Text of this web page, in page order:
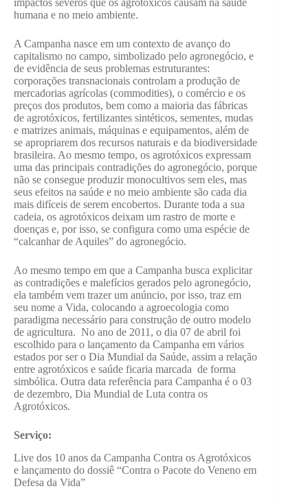
humana e no meio ambiente.
A Campanha nasce em um contexto de avanço do
capitalismo no campo, simbolizado pelo agronegócio, e
de evidência de seus problemas estruturantes:
corporações transnacionais controlam a produção de
mercadorias agrícolas (commodities), o comércio e os
preços dos produtos, bem como a maioria das fábricas
de agrotóxicos, fertilizantes sintéticos, sementes, mudas
e matrizes animais, máquinas e equipamentos, além de
se apropriarem dos recursos naturais e da biodiversidade
brasileira. Ao mesmo tempo, os agrotóxicos expressam
uma das principais contradições do agronegócio, porque
não se consegue produzir monocultivos sem eles, mas
seus efeitos na saúde e no meio ambiente são cada dia
mais difíceis de serem encobertos. Durante toda a sua
cadeia, os agrotóxicos deixam um rastro de morte e
doenças e, por isso, se configura como uma espécie de
“calcanhar de Aquiles” do agronegócio.
Ao mesmo tempo em que a Campanha busca explicitar
as contradições e malefícios gerados pelo agronegócio,
ela também vem trazer um anúncio, por isso, traz em
seu nome a Vida, colocando a agroecologia como
paradigma necessário para construção de outro modelo
de agricultura. No ano de 2011, o dia 07 de abril foi
escolhido para o lançamento da Campanha em vários
estados por ser o Dia Mundial da Saúde, assim a relação
entre agrotóxicos e saúde ficaria marcada de forma
simbólica. Outra data referência para Campanha é o 03
de dezembro, Dia Mundial de Luta contra os
Agrotóxicos.
Serviço:
Live dos 10 anos da Campanha Contra os Agrotóxicos
e lançamento do dossiê “Contra o Pacote do Veneno em
Defesa da Vida”